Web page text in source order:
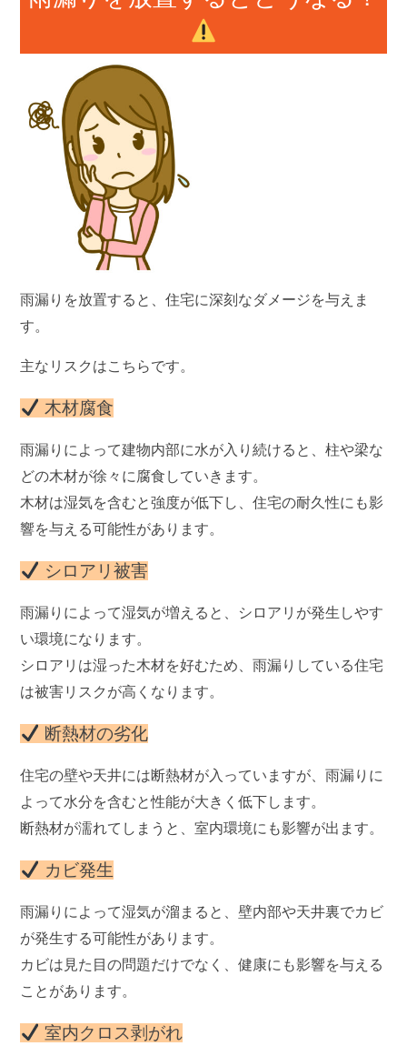
雨漏りを放置すると、住宅に深刻なダメージを与えま
す。
主なリスクはこちらです。
木材腐食
雨漏りによって建物内部に水が入り続けると、柱や梁な
どの木材が徐々に腐食していきます。
木材は湿気を含むと強度が低下し、住宅の耐久性にも影
響を与える可能性があります。
シロアリ被害
雨漏りによって湿気が増えると、シロアリが発生しやす
い環境になります。
シロアリは湿った木材を好むため、雨漏りしている住宅
は被害リスクが高くなります。
断熱材の劣化
住宅の壁や天井には断熱材が入っていますが、雨漏りに
よって水分を含むと性能が大きく低下します。
断熱材が濡れてしまうと、室内環境にも影響が出ます。
カビ発生
雨漏りによって湿気が溜まると、壁内部や天井裏でカビ
が発生する可能性があります。
カビは見た目の問題だけでなく、健康にも影響を与える
ことがあります。
室内クロス剥がれ